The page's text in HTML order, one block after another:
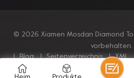
© 2026 Xiamen Mosdan Diamond
vorbehalten.
|
Blog | Seitenverzeichnis | XML